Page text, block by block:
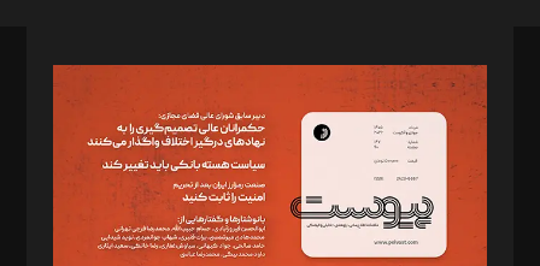
مدیر مسئول: محمدباقر اثنی‌عشری
سردبیر: مهرک محمودی
دبیر تحریریه: میثم قاسمی
د‌بیر ناداستان: سمانه سمیع
د‌بیر خدمت و تجارت: ابوالفضل رجبی
د‌بیر حقوق فناوری: حسام‌الدین ایپکچی